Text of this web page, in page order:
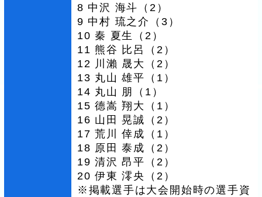
8 中沢 海斗（2）
9 中村 琉之介（3）
10 秦 夏生（2）
11 熊谷 比呂（2）
12 川瀨 晟大（2）
13 丸山 雄平（1）
14 丸山 朋（1）
15 德嵩 翔大（1）
16 山田 晃誠（2）
17 荒川 倖成（1）
18 原田 泰成（2）
19 清沢 昂平（2）
20 伊東 澪央（2）
※掲載選手は大会開始時の選手資